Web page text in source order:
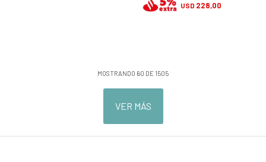
USD 228,00
MOSTRANDO 60 DE 1505
VER MÁS